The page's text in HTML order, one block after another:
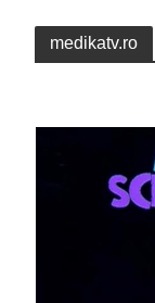
medikatv.ro